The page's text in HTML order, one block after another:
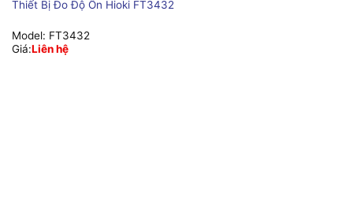
Thiết Bị Đo Độ Ồn Hioki FT3432
Model: FT3432
Giá:Liên hệ